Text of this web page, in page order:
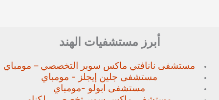
أبرز مستشفيات الهند
مستشفى نانافتي ماكس سوبر التخصصي – مومباي
مستشفى جلين إيجلز - مومباي
مستشفى ابولو -مومباي